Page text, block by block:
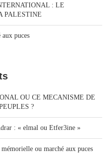
: LE
PALESTINE
puces
OU CE MECANISME DE
?
: « elmal ou Etfer3ine »
ou marché aux puces